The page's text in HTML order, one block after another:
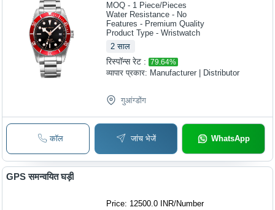
MOQ - 1 Piece/Pieces
Water Resistance - No
Features - Premium Quality
Product Type - Wristwatch
2 साल
रिस्पॉन्स रेट : 79.64%
व्यापार प्रकार: Manufacturer | Distributor
गुआंग्डोंग
कॉल जांच भेजें WhatsApp
GPS समन्वयित घड़ी
Price: 12500.0 INR/Number